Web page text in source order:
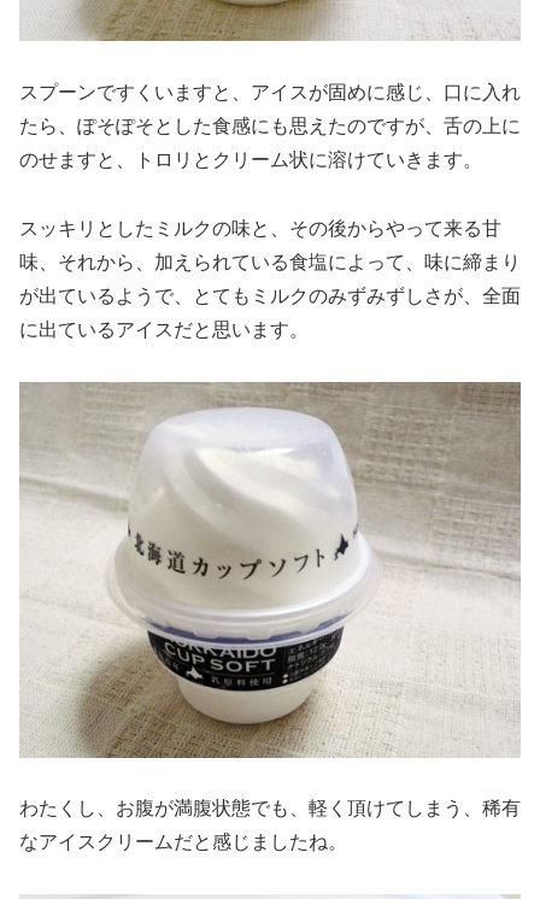
スプーンですくいますと、アイスが固めに感じ、口に入れ
たら、ぽそぽそとした食感にも思えたのですが、舌の上に
のせますと、トロリとクリーム状に溶けていきます。
スッキリとしたミルクの味と、その後からやって来る甘
味、それから、加えられている食塩によって、味に締まり
が出ているようで、とてもミルクのみずみずしさが、全面
に出ているアイスだと思います。
わたくし、お腹が満腹状態でも、軽く頂けてしまう、稀有
なアイスクリームだと感じましたね。